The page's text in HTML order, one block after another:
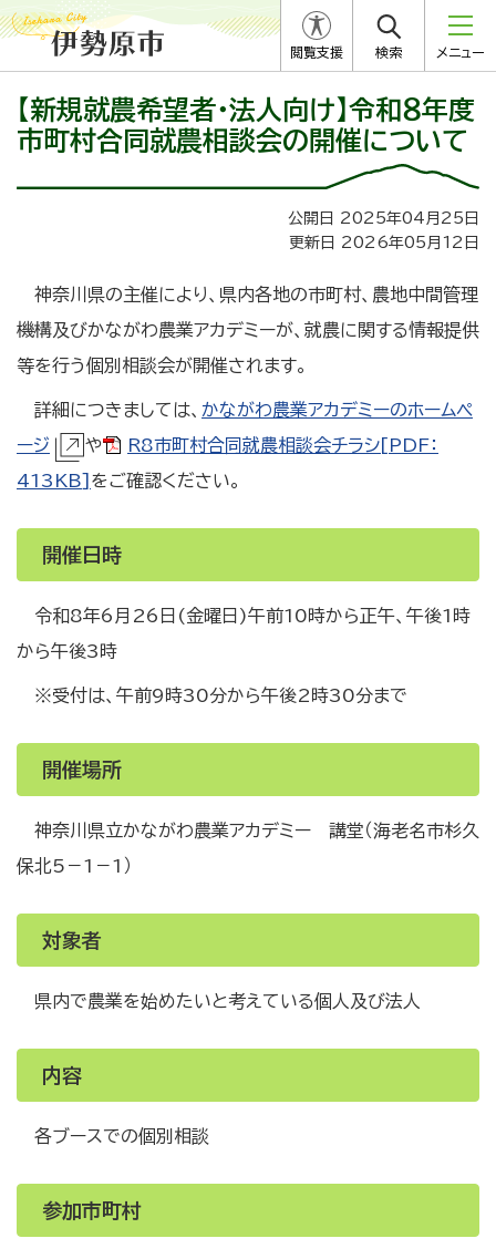
閲覧支援 検索 メニュー
【新規就農希望者・法人向け】令和８年度
市町村合同就農相談会の開催について
公開日 2025年04月25日
更新日 2026年05月12日
神奈川県の主催により、県内各地の市町村、農地中間管理
機構及びかながわ農業アカデミーが、就農に関する情報提供
等を行う個別相談会が開催されます。
詳細につきましては、 かながわ農業アカデミーのホームペ
ージ
や
R8市町村合同就農相談会チラシ[PDF：
413KB] をご確認ください。
開催日時
令和8年6月26日(金曜日)午前10時から正午、午後1時
から午後3時
※受付は、午前9時30分から午後2時30分まで
開催場所
神奈川県立かながわ農業アカデミー 講堂（海老名市杉久
保北5－1－1）
対象者
県内で農業を始めたいと考えている個人及び法人
内容
各ブースでの個別相談
参加市町村